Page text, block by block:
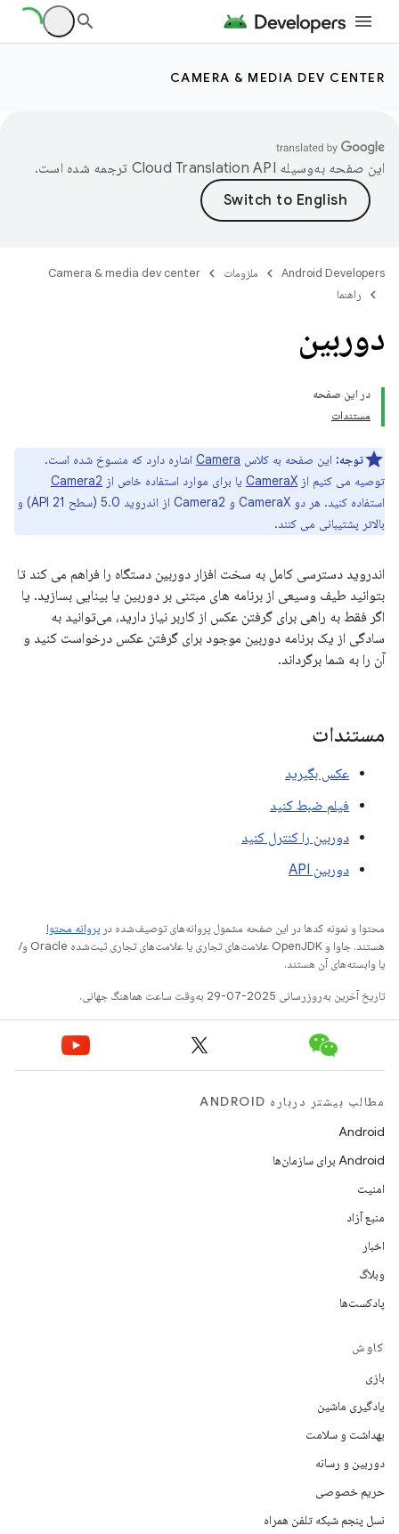
CAMERA & MEDIA DEV CENTER
این صفحه به‌وسیله ترجمه شده است.
Android Developers ملزومات
Camera & media dev center
راهنما
دوربین
در این صفحه
مستندات
توجه: این صفحه به کلاس Camera اشاره دارد که منسوخ شده است.
توصیه می کنیم از CameraX یا برای موارد استفاده خاص از Camera2
استفاده کنید. هر دو CameraX و Camera2 از اندروید 5.0 (سطح API 21) و
بالاتر پشتیبانی می کنند.
اندروید دسترسی کامل به سخت افزار دوربین دستگاه را فراهم می کند تا
بتوانید طیف وسیعی از برنامه های مبتنی بر دوربین یا بینایی بسازید. یا
اگر فقط به راهی برای گرفتن عکس از کاربر نیاز دارید، می‌توانید به
سادگی از یک برنامه دوربین موجود برای گرفتن عکس درخواست کنید و
آن را به شما برگرداند.
مستندات
عکس بگیرید
فیلم ضبط کنید
دوربین را کنترل کنید
دوربین API
محتوا و نمونه کدها در این صفحه مشمول پروانه‌های توصیف‌شده در پروانه محتوا
هستند. جاوا و OpenJDK علامت‌های تجاری یا علامت‌های تجاری ثبت‌شده Oracle و/
یا وابسته‌های آن هستند.
تاریخ آخرین به‌روزرسانی 2025-07-29 به‌وقت ساعت هماهنگ جهانی.
مطالب بیشتر درباره ANDROID
Android
Android برای سازمان‌ها
امنیت
منبع آزاد
اخبار
وبلاگ
پادکست‌ها
کاوش
بازی
یادگیری ماشین
بهداشت و سلامت
دوربین و رسانه
حریم خصوصی
نسل پنجم شبکه تلفن همراه